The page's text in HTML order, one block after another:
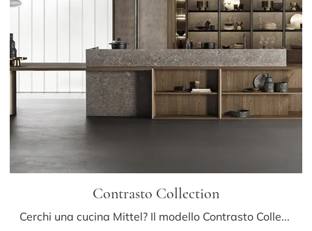
Contrasto Collection
Cerchi una cucina Mittel? Il modello Contrasto Collection in legno ti aspetta nel nostro negozio di Cucine Design con isola.